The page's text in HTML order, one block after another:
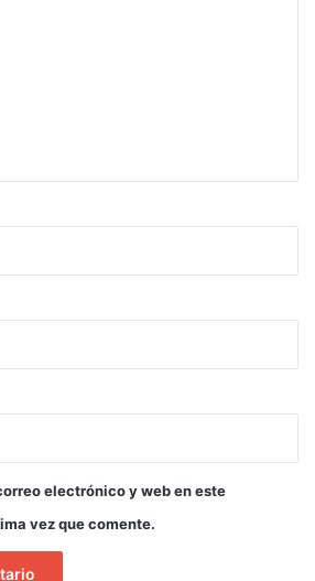
electrónico y web en este
vez que comente.